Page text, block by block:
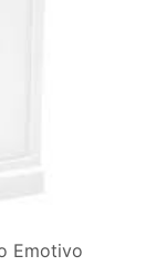
Emotivo